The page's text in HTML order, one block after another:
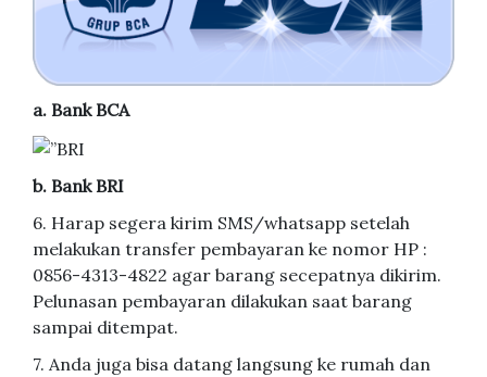
a. Bank BCA
b. Bank BRI
6. Harap segera kirim SMS/whatsapp setelah
melakukan transfer pembayaran ke nomor HP :
0856-4313-4822 agar barang secepatnya dikirim.
Pelunasan pembayaran dilakukan saat barang
sampai ditempat.
7. Anda juga bisa datang langsung ke rumah dan